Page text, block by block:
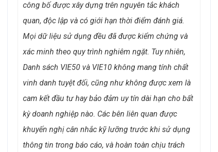
công bố được xây dựng trên nguyên tắc khách
quan, độc lập và có giới hạn thời điểm đánh giá.
Mọi dữ liệu sử dụng đều đã được kiểm chứng và
xác minh theo quy trình nghiêm ngặt. Tuy nhiên,
Danh sách VIE50 và VIE10 không mang tính chất
vinh danh tuyệt đối, cũng như không được xem là
cam kết đầu tư hay bảo đảm uy tín dài hạn cho bất
kỳ doanh nghiệp nào. Các bên liên quan được
khuyến nghị cân nhắc kỹ lưỡng trước khi sử dụng
thông tin trong báo cáo, và hoàn toàn chịu trách